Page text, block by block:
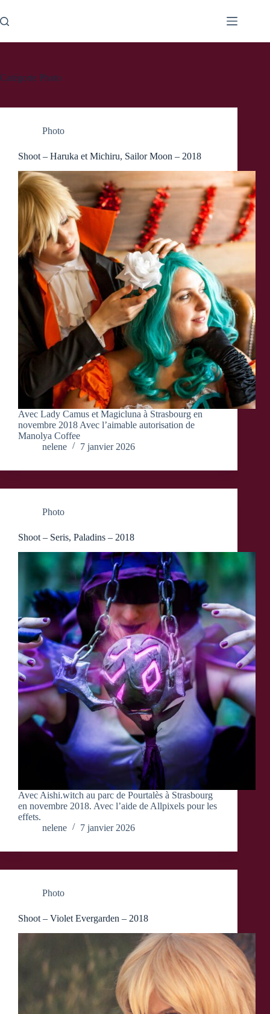
au
contenu
Catégorie Photo
Photo
Shoot – Haruka et Michiru, Sailor Moon – 2018
Avec Lady Camus et Magicluna à Strasbourg en
novembre 2018 Avec l’aimable autorisation de
Manolya Coffee
nelene
7 janvier 2026
Photo
Shoot – Seris, Paladins – 2018
Avec Aishi.witch au parc de Pourtalès à Strasbourg
en novembre 2018. Avec l’aide de Allpixels pour les
effets.
nelene
7 janvier 2026
Photo
Shoot – Violet Evergarden – 2018